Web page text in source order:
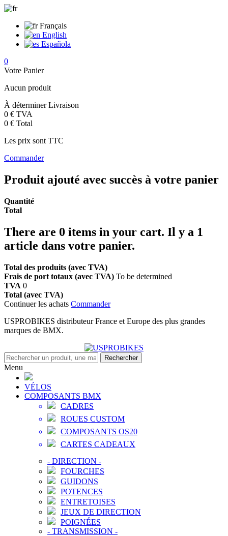
Français
English
Española
0
Votre Panier
Aucun produit
À déterminerLivraison
0 € TVA
0 € Total
Les prix sont TTC
Commander
Produit ajouté avec succès à votre panier
Quantité
Total
There are 0 items in your cart. Il y a 1
article dans votre panier.
Total des produits (avec TVA)
Frais de port totaux (avec TVA) To be determined
TVA 0
Total (avec TVA)
Continuer les achats Commander
USPROBIKES distributeur France et Europe des plus grandes
marques de BMX.
Rechercher
Menu
VÉLOS
COMPOSANTS BMX
CADRES
ROUES CUSTOM
COMPOSANTS OS20
CARTES CADEAUX
- DIRECTION -
FOURCHES
GUIDONS
POTENCES
ENTRETOISES
JEUX DE DIRECTION
POIGNÉES
- TRANSMISSION -